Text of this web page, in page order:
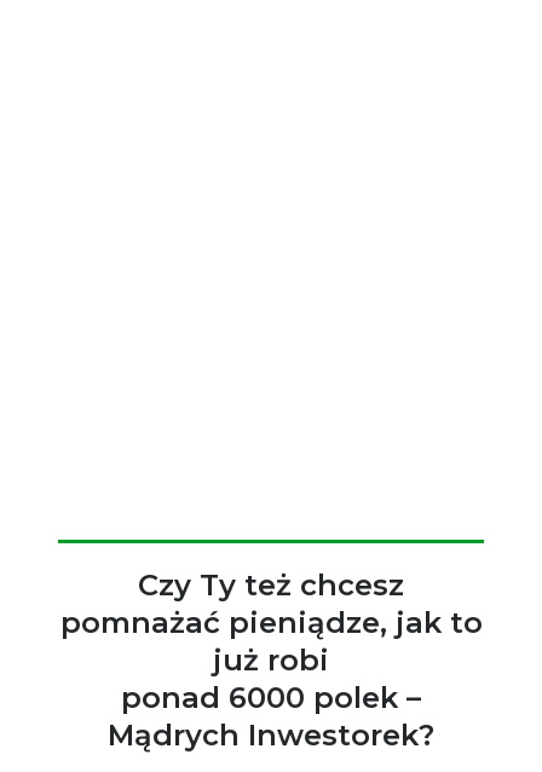
Czy Ty też chcesz
pomnażać pieniądze, jak to
już robi
ponad 6000 polek –
Mądrych Inwestorek?